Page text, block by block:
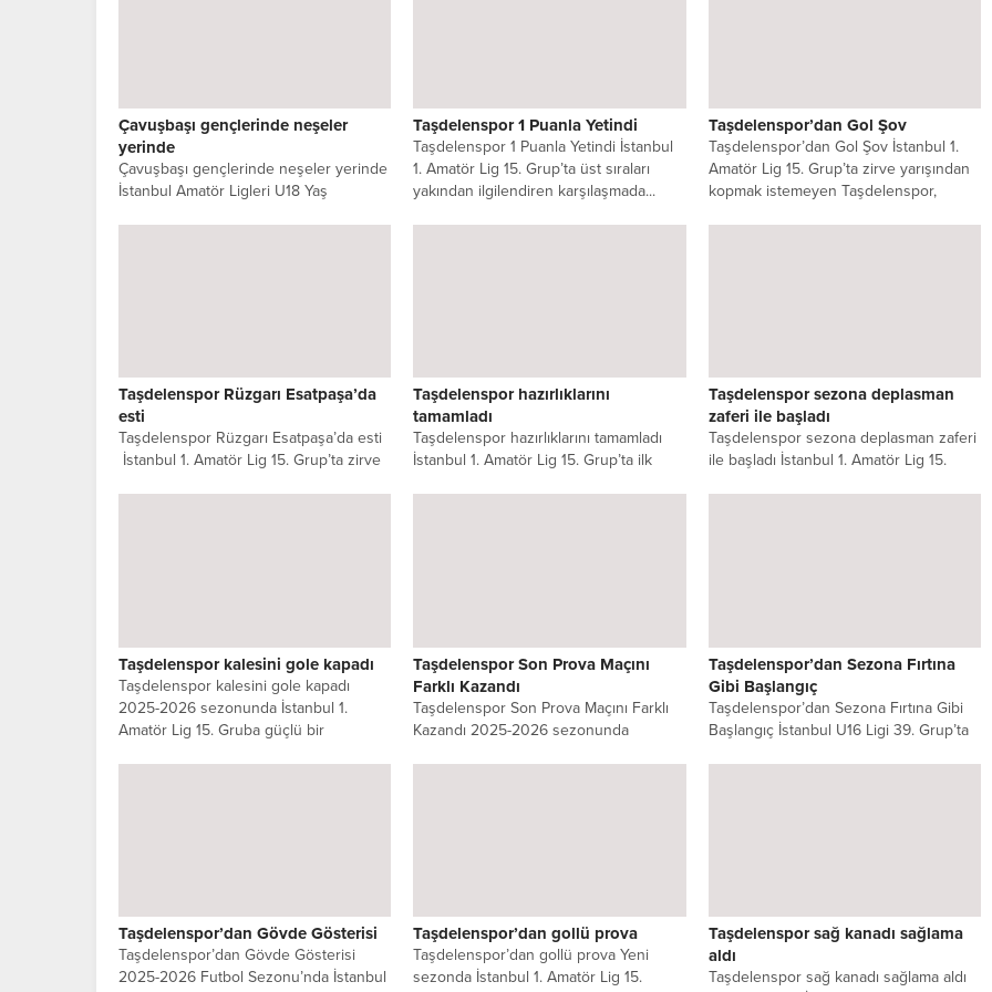
Çavuşbaşı gençlerinde neşeler
yerinde
Çavuşbaşı gençlerinde neşeler yerinde
İstanbul Amatör Ligleri U18 Yaş
Taşdelenspor 1 Puanla Yetindi
Taşdelenspor 1 Puanla Yetindi İstanbul
1. Amatör Lig 15. Grup’ta üst sıraları
yakından ilgilendiren karşılaşmada...
Taşdelenspor’dan Gol Şov
Taşdelenspor’dan Gol Şov İstanbul 1.
Amatör Lig 15. Grup’ta zirve yarışından
kopmak istemeyen Taşdelenspor,
Taşdelenspor Rüzgarı Esatpaşa’da
esti
Taşdelenspor Rüzgarı Esatpaşa’da esti
İstanbul 1. Amatör Lig 15. Grup’ta zirve
Taşdelenspor hazırlıklarını
tamamladı
Taşdelenspor hazırlıklarını tamamladı
İstanbul 1. Amatör Lig 15. Grup’ta ilk
Taşdelenspor sezona deplasman
zaferi ile başladı
Taşdelenspor sezona deplasman zaferi
ile başladı İstanbul 1. Amatör Lig 15.
Taşdelenspor kalesini gole kapadı
Taşdelenspor kalesini gole kapadı
2025-2026 sezonunda İstanbul 1.
Amatör Lig 15. Gruba güçlü bir
Taşdelenspor Son Prova Maçını
Farklı Kazandı
Taşdelenspor Son Prova Maçını Farklı
Kazandı 2025-2026 sezonunda
Taşdelenspor’dan Sezona Fırtına
Gibi Başlangıç
Taşdelenspor’dan Sezona Fırtına Gibi
Başlangıç İstanbul U16 Ligi 39. Grup’ta
Taşdelenspor’dan Gövde Gösterisi
Taşdelenspor’dan Gövde Gösterisi
2025-2026 Futbol Sezonu’nda İstanbul
Taşdelenspor’dan gollü prova
Taşdelenspor’dan gollü prova Yeni
sezonda İstanbul 1. Amatör Lig 15.
Taşdelenspor sağ kanadı sağlama
aldı
Taşdelenspor sağ kanadı sağlama aldı